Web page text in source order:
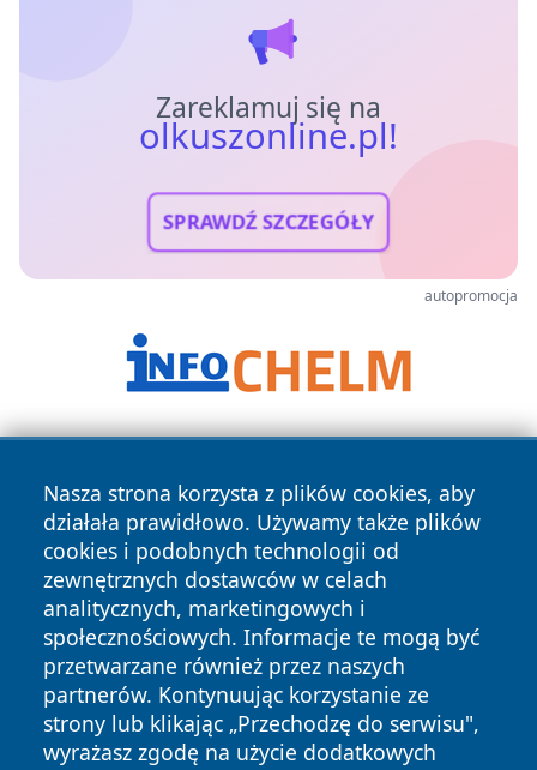
Zareklamuj się na
olkuszonline.pl!
SPRAWDŹ SZCZEGÓŁY
autopromocja
Nasza strona korzysta z plików cookies, aby
działała prawidłowo. Używamy także plików
cookies i podobnych technologii od
zewnętrznych dostawców w celach
analitycznych, marketingowych i
społecznościowych. Informacje te mogą być
przetwarzane również przez naszych
partnerów. Kontynuując korzystanie ze
strony lub klikając „Przechodzę do serwisu",
wyrażasz zgodę na użycie dodatkowych
Copyright © 2026 olkuszonline.pl Wszystkie prawa
zastrzeżone.
News Autorzy
Polityka
Prywatności
Polityka
Cookies